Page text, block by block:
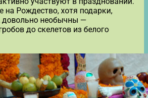
на Рождество, хотя подарки,
довольно необычны —
до скелетов из белого